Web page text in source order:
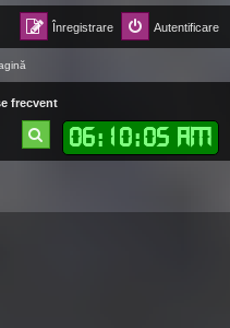
Autentificare
Înregistrare
frecvent
06: 10:07 AM
ă